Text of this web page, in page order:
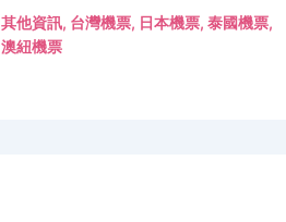
其他資訊, 台灣機票, 日本機票, 泰國機票,
澳紐機票